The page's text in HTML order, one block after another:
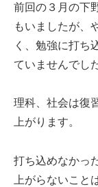
前回の３月の下
もいましたが、
く、勉強に打ち
ていませんでし
理科、社会は復
上がります。
打ち込めなかっ
上がらないこと